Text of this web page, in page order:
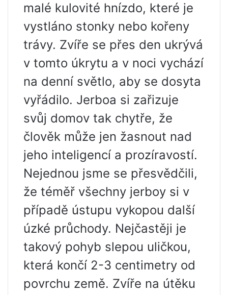
malé kulovité hnízdo, které je
vystláno stonky nebo kořeny
trávy. Zvíře se přes den ukrývá
v tomto úkrytu a v noci vychází
na denní světlo, aby se dosyta
vyřádilo. Jerboa si zařizuje
svůj domov tak chytře, že
člověk může jen žasnout nad
jeho inteligencí a prozíravostí.
Nejednou jsme se přesvědčili,
že téměř všechny jerboy si v
případě ústupu vykopou další
úzké průchody. Nejčastěji je
takový pohyb slepou uličkou,
která končí 2-3 centimetry od
povrchu země. Zvíře na útěku